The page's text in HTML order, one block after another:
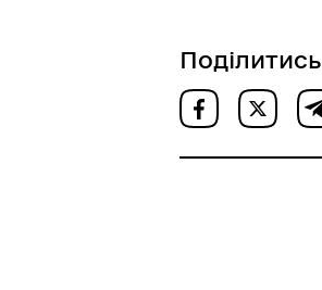
Поділитись